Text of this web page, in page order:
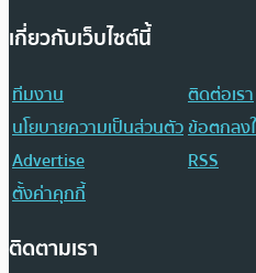
เกี่ยวกับเว็บไซต์นี้
ทีมงาน
ติดต่อเรา
นโยบายความเป็นส่วนตัวข้อตกลง
Advertise
RSS
ตั้งค่าคุกกี้
ติดตามเรา